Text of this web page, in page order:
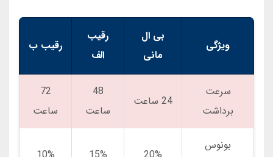
ویژگی
بی ال
مانی
رقیب
الف
رقیب ب
سرعت
برداشت
24 ساعت
48
ساعت
72
ساعت
بونوس